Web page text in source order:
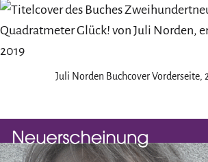
Juli Norden Buchcover Vorderseite,